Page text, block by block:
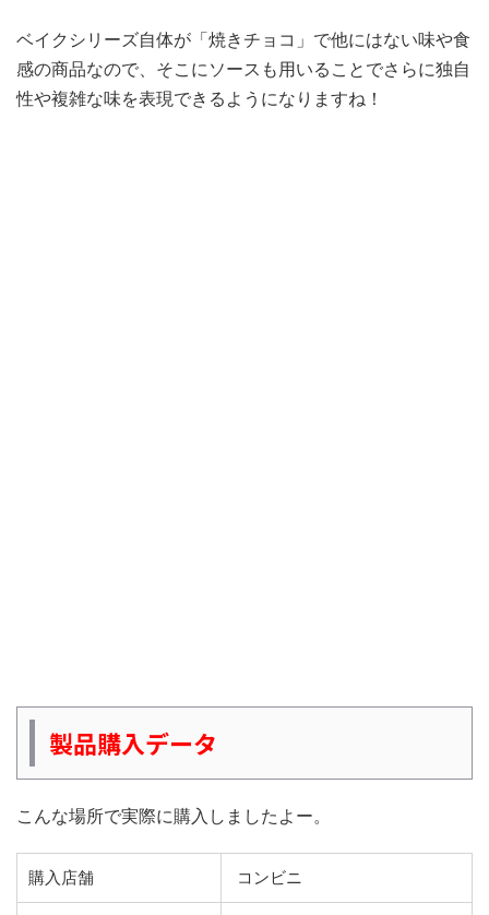
ベイクシリーズ自体が「焼きチョコ」で他にはない味や食
感の商品なので、そこにソースも用いることでさらに独自
性や複雑な味を表現できるようになりますね！
製品購入データ
こんな場所で実際に購入しましたよー。
購入店舗 コンビニ